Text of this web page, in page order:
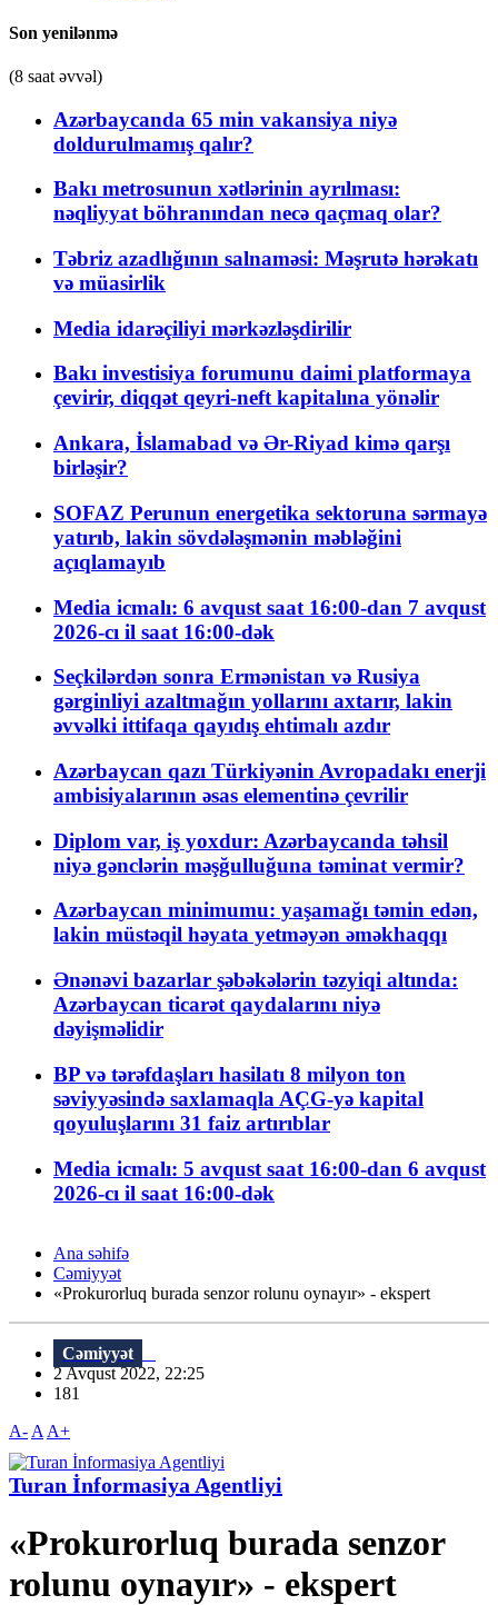
Son yenilənmə
(8 saat əvvəl)
Azərbaycanda 65 min vakansiya niyə
doldurulmamış qalır?
Bakı metrosunun xətlərinin ayrılması:
nəqliyyat böhranından necə qaçmaq olar?
Təbriz azadlığının salnaməsi: Məşrutə hərəkatı
və müasirlik
Media idarəçiliyi mərkəzləşdirilir
Bakı investisiya forumunu daimi platformaya
çevirir, diqqət qeyri-neft kapitalına yönəlir
Ankara, İslamabad və Ər-Riyad kimə qarşı
birləşir?
SOFAZ Perunun energetika sektoruna sərmayə
yatırıb, lakin sövdələşmənin məbləğini
açıqlamayıb
Media icmalı: 6 avqust saat 16:00-dan 7 avqust
2026-cı il saat 16:00-dək
Seçkilərdən sonra Ermənistan və Rusiya
gərginliyi azaltmağın yollarını axtarır, lakin
əvvəlki ittifaqa qayıdış ehtimalı azdır
Azərbaycan qazı Türkiyənin Avropadakı enerji
ambisiyalarının əsas elementinə çevrilir
Diplom var, iş yoxdur: Azərbaycanda təhsil
niyə gənclərin məşğulluğuna təminat vermir?
Azərbaycan minimumu: yaşamağı təmin edən,
lakin müstəqil həyata yetməyən əməkhaqqı
Ənənəvi bazarlar şəbəkələrin təzyiqi altında:
Azərbaycan ticarət qaydalarını niyə
dəyişməlidir
BP və tərəfdaşları hasilatı 8 milyon ton
səviyyəsində saxlamaqla AÇG-yə kapital
qoyuluşlarını 31 faiz artırıblar
Media icmalı: 5 avqust saat 16:00-dan 6 avqust
2026-cı il saat 16:00-dək
Ana səhifə
Cəmiyyət
«Prokurorluq burada senzor rolunu oynayır» - ekspert
Cəmiyyət
2 Avqust 2022, 22:25
181
A- A A+
Turan İnformasiya Agentliyi
«Prokurorluq burada senzor
rolunu oynayır» - ekspert